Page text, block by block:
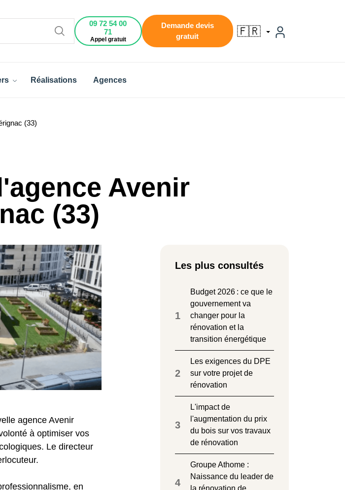
09 72 54 00
71
Appel gratuit
Demande devis
gratuit
🇫🇷
Réalisations Agences
(33)
Avenir
(33)
agence Avenir
à optimiser vos
Le directeur
en
Les plus consultés
1
Budget 2026 : ce que le
gouvernement va
changer pour la
rénovation et la
transition énergétique
2
Les exigences du DPE
sur votre projet de
rénovation
3
L'impact de
l'augmentation du prix
du bois sur vos travaux
de rénovation
4
Groupe Athome :
Naissance du leader de